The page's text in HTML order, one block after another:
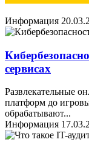
Информация
сервисах
Развлекательные
платформ до
обрабатывают...
Информация